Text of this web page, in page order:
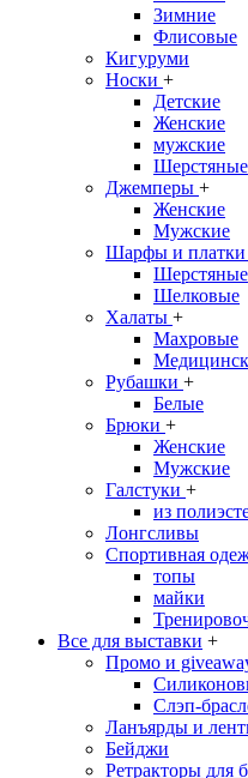
Зимние
Флисовые
Кигуруми
Носки +
Детские
Женские
мужские
Шерстяные
Джемперы +
Женские
Мужские
Шарфы и платки
Шерстяные
Шелковые
Халаты +
Махровые
Рубашки +
Белые
Брюки +
Женские
Мужские
Галстуки +
из
Лонгсливы
Спортивная
топы
майки
Все для выставки +
Промо и
Cлэп-
Ланъярды и
Бейджи
Ретракторы для